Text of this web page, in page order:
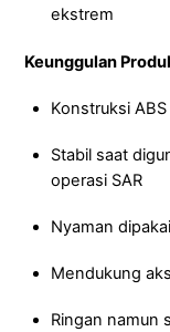
ekstrem
Keunggulan
Konstruksi
Stabil saat
operasi SAR
Nyaman
Mendukung
Ringan namun